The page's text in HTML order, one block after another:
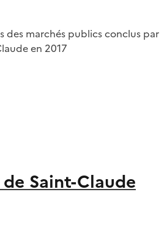
des marchés publics conclus par
en 2017
Saint-Claude